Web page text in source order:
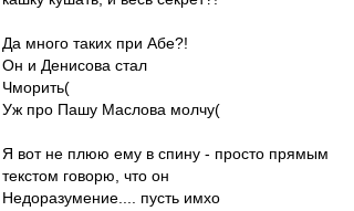
Да много таких при Абе?!
Он и Денисова стал
Чморить(
Уж про Пашу Маслова молчу(
Я вот не плюю ему в спину - просто прямым
текстом говорю, что он
Недоразумение.... пусть имхо